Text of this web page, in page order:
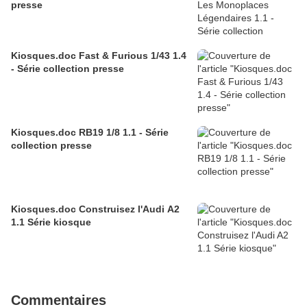
presse
Kiosques.doc Fast & Furious 1/43 1.4
- Série collection presse
Kiosques.doc RB19 1/8 1.1 - Série
collection presse
Kiosques.doc Construisez l'Audi A2
1.1 Série kiosque
Commentaires